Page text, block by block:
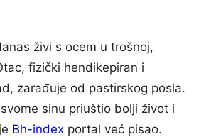
živi s ocem u trošnoj,
fizički hendikepiran i
zarađuje od pastirskog posla.
sinu priuštio bolji život i
Bh-index portal već pisao.